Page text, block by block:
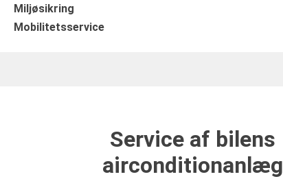
Miljøsikring
Mobilitetsservice
Service af bilens
airconditionanlæg